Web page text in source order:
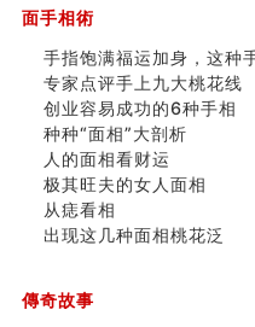
南半球的八字如何推排
额相与命运
风水先生林琅仙的传说
从痣看相
姓名陰陽配置的凶吉
六爻測住宅風水 (四)
玄空本义 (五)
财务办公室风水布局
精选1500个五行属木的字
八字算命：女命八字里日
面手相術
手指饱满福运加身，这种
专家点评手上九大桃花线
创业容易成功的6种手相
种种“面相”大剖析
人的面相看财运
极其旺夫的女人面相
从痣看相
出现这几种面相桃花泛
傳奇故事